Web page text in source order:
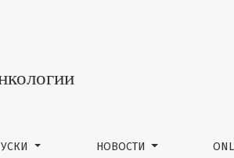
НЕЗРЕЛЫМИ
НОВОСТИ